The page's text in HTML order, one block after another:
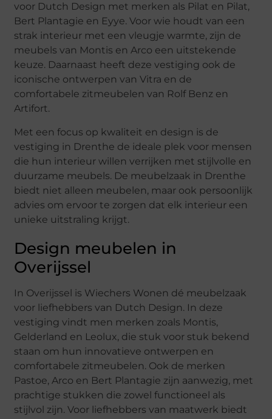
voor Dutch Design met merken als Pilat en Pilat,
Bert Plantagie en Eyye. Voor wie houdt van een
strak interieur met een vleugje warmte, zijn de
meubels van Montis en Arco een uitstekende
keuze. Daarnaast heeft deze vestiging ook de
iconische ontwerpen van Vitra en de
comfortabele zitmeubelen van Rolf Benz en
Artifort.
Met een focus op kwaliteit en design is de
vestiging in Drenthe de ideale plek voor mensen
die hun interieur willen verrijken met stijlvolle en
duurzame meubels. De meubelzaak in Drenthe
biedt niet alleen meubelen, maar ook persoonlijk
advies om ervoor te zorgen dat elk interieur een
unieke uitstraling krijgt.
Design meubelen in
Overijssel
In Overijssel is Wiechers Wonen dé meubelzaak
voor liefhebbers van Dutch Design. In deze
vestiging vindt men merken zoals Montis,
Gelderland en Leolux, die stuk voor stuk bekend
staan om hun innovatieve ontwerpen en
comfortabele zitmeubelen. Ook de merken
Pastoe, Arco en Bert Plantagie zijn aanwezig, met
prachtige stukken die zowel functioneel als
stijlvol zijn. Voor liefhebbers van maatwerk biedt